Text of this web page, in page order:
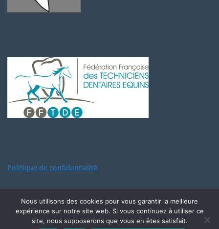
Politique de confidentialité
Integration et développement parROGER Simon.
Nous utilisons des cookies pour vous garantir la meilleure
expérience sur notre site web. Si vous continuez à utiliser ce
site, nous supposerons que vous en êtes satisfait.